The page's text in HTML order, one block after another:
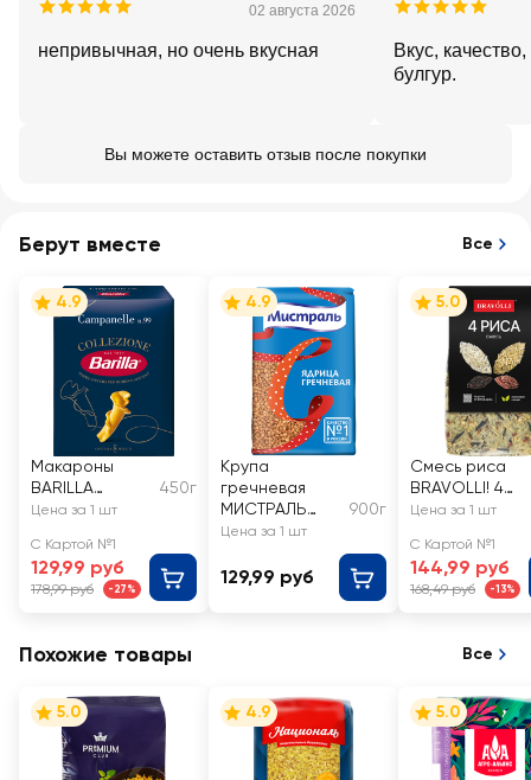
02 августа 2026
непривычная, но очень вкусная
Вкус,
булгур.
Вы можете оставить отзыв после покупки
Берут вместе Все
4.9
Макароны
BARILLA
Campanelle из
сортов
пшеницы
450г
Цена за 1 шт
С Картой №1
129,99 руб
178,99 руб -27%
4.9
Крупа
гречневая
МИСТРАЛЬ
ядрица высший
900г
Цена за 1 шт
129,99 руб
5.0
Смесь риса
BRAVOLLI! 4
риса
Цена за 1 шт
С Картой №1
144,99 руб
168,49 руб -13%
Похожие товары Все
5.0 4.9 5.0